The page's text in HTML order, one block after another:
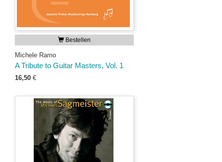
Bestellen
Michele Ramo
A Tribute to Guitar Masters, Vol. 1
16,50 €